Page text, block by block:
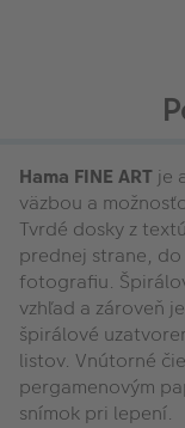
Hama FINE ART je
väzbou a
Tvrdé dosky z
prednej strane,
fotografiu.
vzhľad a zároveň
špirálové
listov. Vnútorné
pergamenovým
snímok pri lepení.